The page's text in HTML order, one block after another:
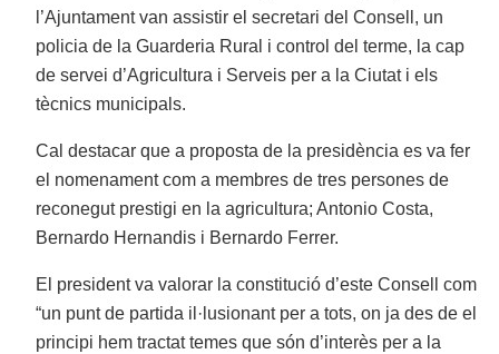
l’Ajuntament van assistir el secretari del Consell, un
policia de la Guarderia Rural i control del terme, la cap
de servei d’Agricultura i Serveis per a la Ciutat i els
tècnics municipals.
Cal destacar que a proposta de la presidència es va fer
el nomenament com a membres de tres persones de
reconegut prestigi en la agricultura; Antonio Costa,
Bernardo Hernandis i Bernardo Ferrer.
El president va valorar la constitució d’este Consell com
“un punt de partida il·lusionant per a tots, on ja des de el
principi hem tractat temes que són d’interès per a la